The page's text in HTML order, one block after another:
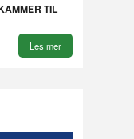
TIL
Les mer